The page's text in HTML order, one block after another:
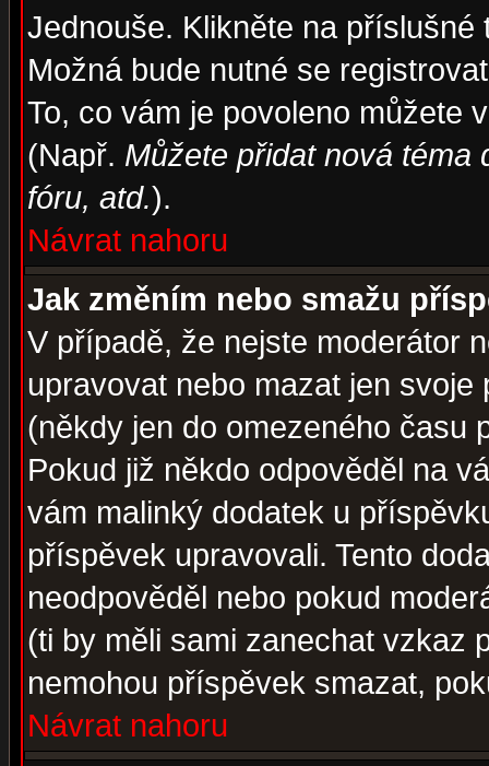
Jednouše. Klikněte na
Možná bude nutné se
To, co vám je povoleno můžete
(Např. Můžete přidat nová téma
fóru, atd.).
Návrat nahoru
Jak změním nebo smažu
V případě, že nejste moderátor
upravovat nebo mazat jen
(někdy jen do omezeného
Pokud již někdo odpověděl na
vám malinký dodatek u
příspěvek upravovali. Tento
neodpověděl nebo pokud
(ti by měli sami zanechat vzkaz
nemohou příspěvek smazat,
Návrat nahoru